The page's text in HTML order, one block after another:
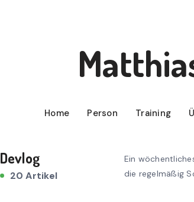
Home Person Training
Devlog
20 Artikel
Ein
die regelmäßig